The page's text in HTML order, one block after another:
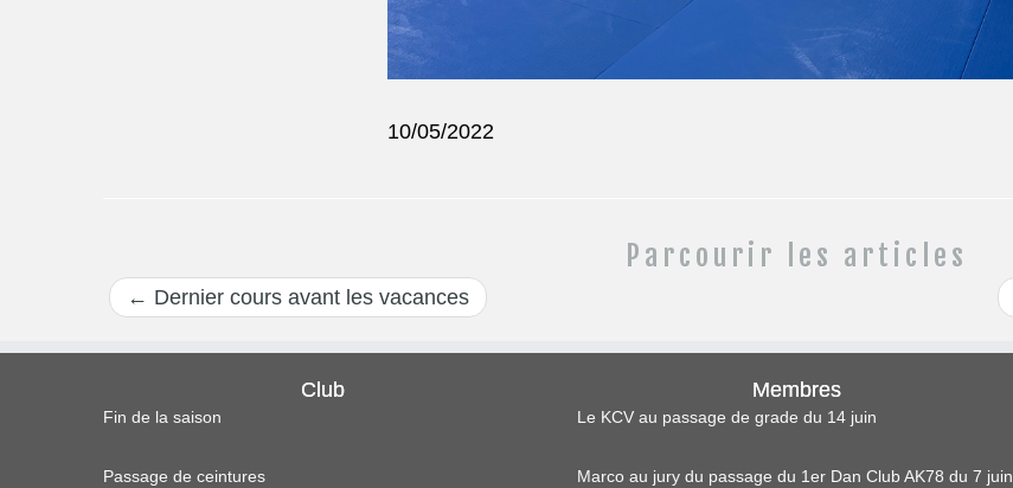
10/05/2022
Parcourir les articles
← Dernier cours avant les vacances
Club
Fin de la saison
Passage de ceintures
Membres
Le KCV au passage de grade du 14 juin
Marco au jury du passage du 1er Dan Club AK78 du 7 juin